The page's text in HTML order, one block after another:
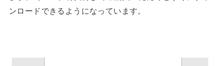
ンロードできるようになっています。